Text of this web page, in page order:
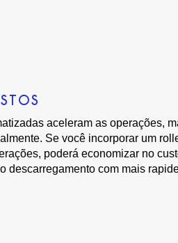
aceleram as operações,
Se você incorporar um
poderá economizar no
descarregamento com mais